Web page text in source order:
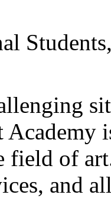
Academy
field of
and